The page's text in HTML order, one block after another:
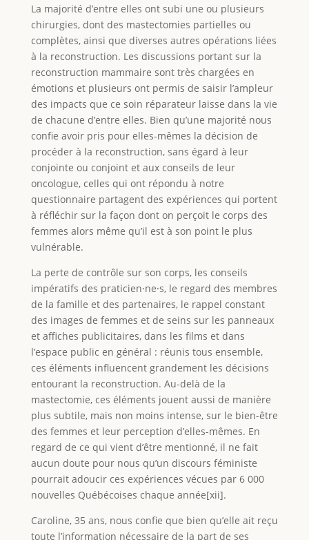
La majorité d’entre elles ont subi une ou plusieurs
chirurgies, dont des mastectomies partielles ou
complètes, ainsi que diverses autres opérations liées
à la reconstruction. Les discussions portant sur la
reconstruction mammaire sont très chargées en
émotions et plusieurs ont permis de saisir l’ampleur
des impacts que ce soin réparateur laisse dans la vie
de chacune d’entre elles. Bien qu’une majorité nous
confie avoir pris pour elles-mêmes la décision de
procéder à la reconstruction, sans égard à leur
conjointe ou conjoint et aux conseils de leur
oncologue, celles qui ont répondu à notre
questionnaire partagent des expériences qui portent
à réfléchir sur la façon dont on perçoit le corps des
femmes alors même qu’il est à son point le plus
vulnérable.
La perte de contrôle sur son corps, les conseils
impératifs des praticien⸱ne⸱s, le regard des membres
de la famille et des partenaires, le rappel constant
des images de femmes et de seins sur les panneaux
et affiches publicitaires, dans les films et dans
l’espace public en général : réunis tous ensemble,
ces éléments influencent grandement les décisions
entourant la reconstruction. Au-delà de la
mastectomie, ces éléments jouent aussi de manière
plus subtile, mais non moins intense, sur le bien-être
des femmes et leur perception d’elles-mêmes. En
regard de ce qui vient d’être mentionné, il ne fait
aucun doute pour nous qu’un discours féministe
pourrait adoucir ces expériences vécues par 6 000
nouvelles Québécoises chaque année[xii].
Caroline, 35 ans, nous confie que bien qu’elle ait reçu
toute l’information nécessaire de la part de ses